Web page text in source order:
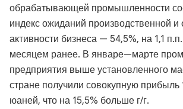
обрабатывающей промышленности
индекс ожиданий производственной
активности бизнеса — 54,5%, на 1,1
месяцем ранее. В январе—марте
предприятия выше установленного
стране получили совокупную прибыль
юаней, что на 15,5% больше г/г.